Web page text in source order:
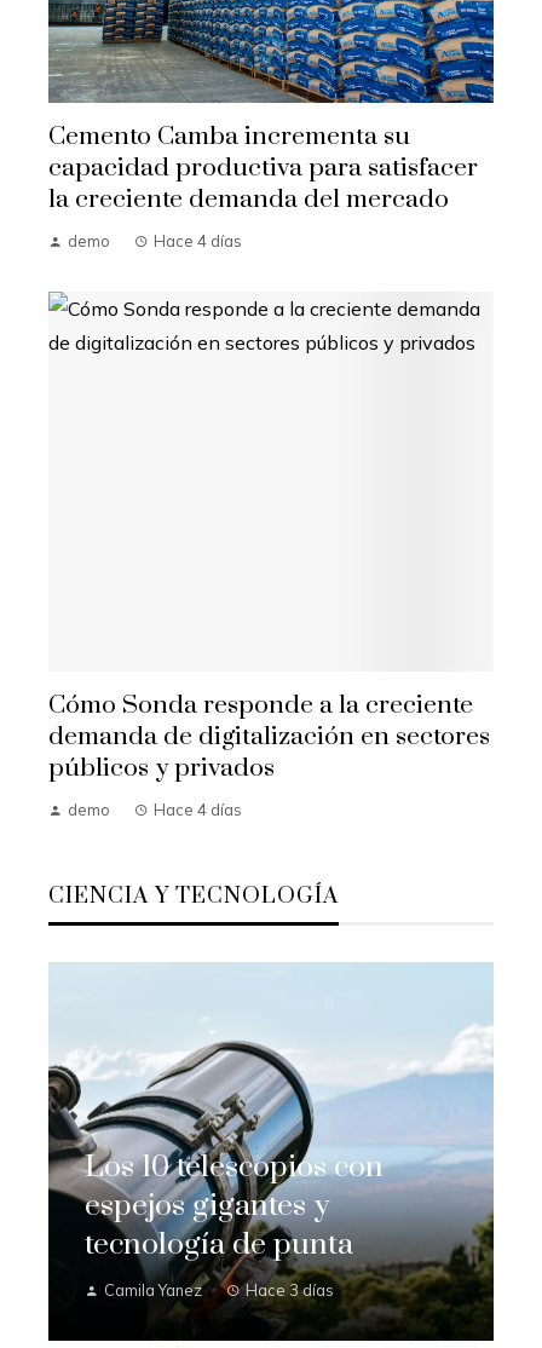
Cemento Camba incrementa su
capacidad productiva para satisfacer
la creciente demanda del mercado
demo Hace 4 días
Cómo Sonda responde a la creciente
demanda de digitalización en sectores
públicos y privados
demo Hace 4 días
CIENCIA Y TECNOLOGÍA
Los 10 telescopios con
espejos gigantes y
tecnología de punta
Camila Yanez Hace 3 días